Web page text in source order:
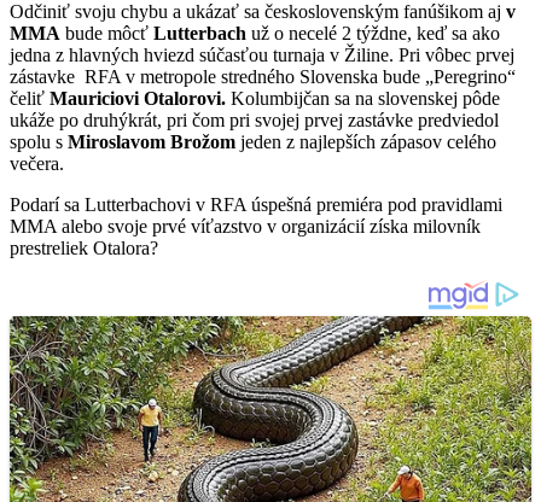
Odčiniť svoju chybu a ukázať sa československým fanúšikom aj v
MMA bude môcť Lutterbach už o necelé 2 týždne, keď sa ako
jedna z hlavných hviezd súčasťou turnaja v Žiline. Pri vôbec prvej
zástavke RFA v metropole stredného Slovenska bude „Peregrino“
čeliť Mauriciovi Otalorovi. Kolumbijčan sa na slovenskej pôde
ukáže po druhýkrát, pri čom pri svojej prvej zastávke predviedol
spolu s Miroslavom Brožom jeden z najlepších zápasov celého
večera.
Podarí sa Lutterbachovi v RFA úspešná premiéra pod pravidlami
MMA alebo svoje prvé víťazstvo v organizácií získa milovník
prestreliek Otalora?